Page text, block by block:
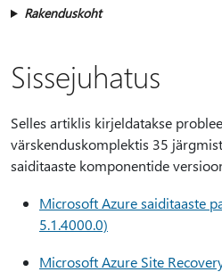
Rakenduskoht
Sissejuhatus
Selles artiklis kirjeldatakse
värskenduskomplektis 35
saiditaaste komponentide
Microsoft Azure saiditaaste
5.1.4000.0)
Microsoft Azure Site